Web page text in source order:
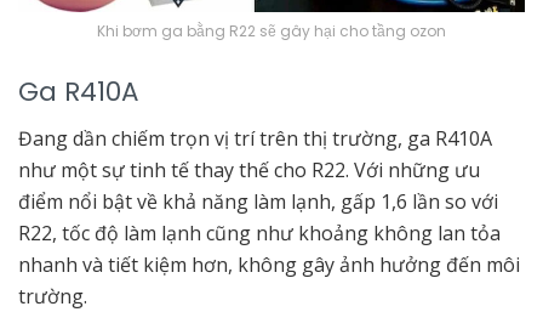
Khi bơm ga bằng R22 sẽ gây hại cho tầng ozon
Ga R410A
Đang dần chiếm trọn vị trí trên thị trường, ga R410A
như một sự tinh tế thay thế cho R22. Với những ưu
điểm nổi bật về khả năng làm lạnh, gấp 1,6 lần so với
R22, tốc độ làm lạnh cũng như khoảng không lan tỏa
nhanh và tiết kiệm hơn, không gây ảnh hưởng đến môi
trường.